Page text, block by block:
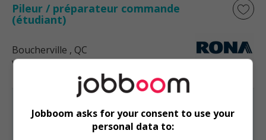
Pileur / préparateur commande
(étudiant)
Boucherville , QC
Vente, achat et service à la clientèle
Jobboom asks for your consent to use your
personal data to: